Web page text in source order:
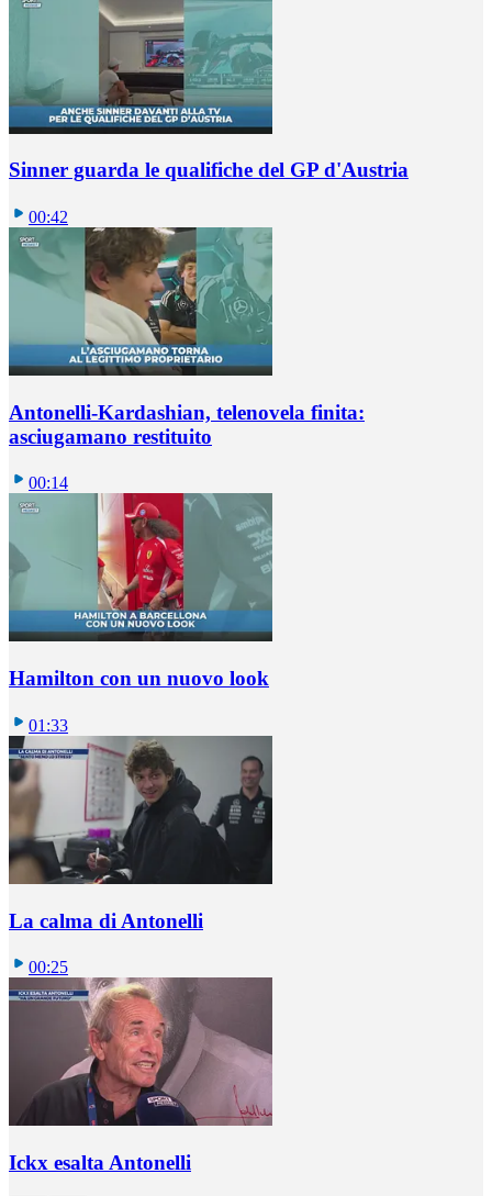
Sinner guarda le qualifiche del GP d'Austria
00:42
Antonelli-Kardashian, telenovela finita:
asciugamano restituito
00:14
Hamilton con un nuovo look
01:33
La calma di Antonelli
00:25
Ickx esalta Antonelli